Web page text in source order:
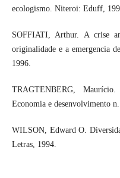
ecologismo. Niteroi: Eduff,
SOFFIATI, Arthur. A crise
originalidade e a emergencia
1996.
TRAGTENBERG,
Economia e desenvolvimento
WILSON, Edward O.
Letras, 1994.